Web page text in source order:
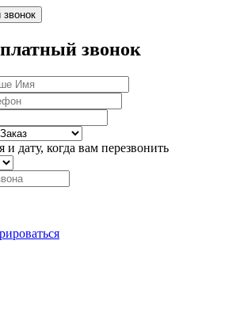
звонок
звонок
и дату, когда вам перезвонить